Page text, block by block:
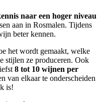
naar een hoger niveau
aan in Rosmalen. Tijdens
beter kennen.
het wordt gemaakt, welke
stijlen ze produceren. Ook
8 tot 10 wijnen per
van elkaar te onderscheiden
is!